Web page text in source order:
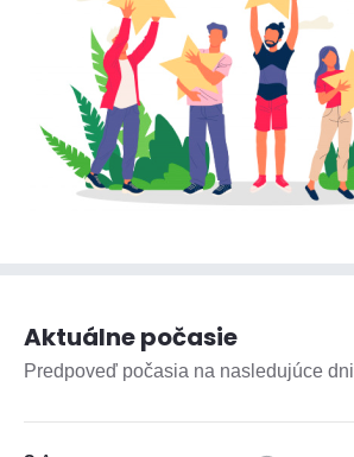
Aktuálne počasie
Predpoveď počasia na nasledujúce dni